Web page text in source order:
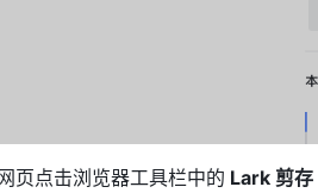
页点击浏览器工具栏中的 Lark 剪存